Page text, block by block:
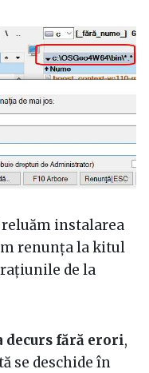
instalarea
renunța la kitul
de la
decurs fără erori,
se deschide în